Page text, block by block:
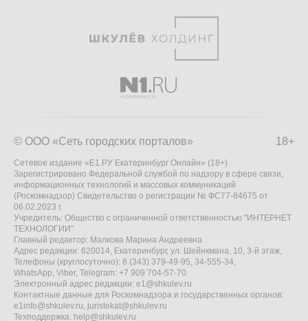
18+
© ООО «Сеть городских порталов»
Сетевое издание «Е1.РУ Екатеринбург Онлайн» (18+)
Зарегистрировано Федеральной службой по надзору в сфере связи,
информационных технологий и массовых коммуникаций
(Роскомнадзор) Свидетельство о регистрации № ФС77-84675 от
06.02.2023 г.
Учредитель: Общество с ограниченной ответственностью "ИНТЕРНЕТ
ТЕХНОЛОГИИ"
Главный редактор: Малкова Марина Андреевна
Адрес редакции: 620014, Екатеринбург, ул. Шейнкмана, 10, 3-й этаж,
Телефоны (круглосуточно): 8 (343) 379-49-95, 34-555-34,
WhatsApp, Viber, Telegram: +7 909 704-57-70
Электронный адрес редакции: e1@shkulev.ru
Контактные данные для Роскомнадзора и государственных органов:
e1info@shkulev.ru, juristekat@shkulev.ru
Техподдержка: help@shkulev.ru